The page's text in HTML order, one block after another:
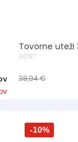
Tovorne uteži
00197
38,94 €
-10%